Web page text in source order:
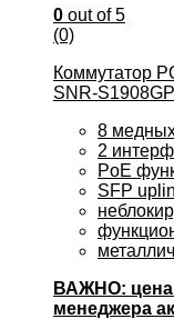
0 out of 5
(0)
Коммутатор
SNR-
8
2
PoE
SFP
ВАЖНО: цена
менеджера